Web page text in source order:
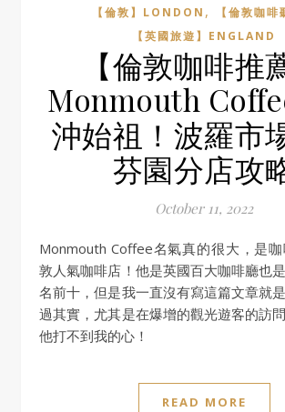
【倫敦】LONDON , 【倫敦咖啡
【英國旅遊】ENGLAND
【倫敦咖啡推
Monmouth
沖始祖！波羅市
芬園分店攻
October 11, 2022
Monmouth Coffee名氣真的很大，是咖啡迷必朝聖倫
敦人氣咖啡店！他是英國百大咖啡廳也
名前十，但是我一直沒有寫這篇文章就
過其實，尤其是在爆增的觀光遊客的訪
他打不到我的心！
READ MORE